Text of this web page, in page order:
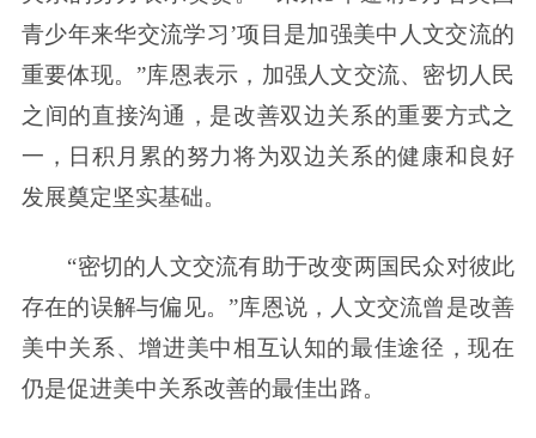
青少年来华交流学习’项目是加强美中人文交流的
重要体现。”库恩表示，加强人文交流、密切人民
之间的直接沟通，是改善双边关系的重要方式之
一，日积月累的努力将为双边关系的健康和良好
发展奠定坚实基础。
“密切的人文交流有助于改变两国民众对彼此
存在的误解与偏见。”库恩说，人文交流曾是改善
美中关系、增进美中相互认知的最佳途径，现在
仍是促进美中关系改善的最佳出路。